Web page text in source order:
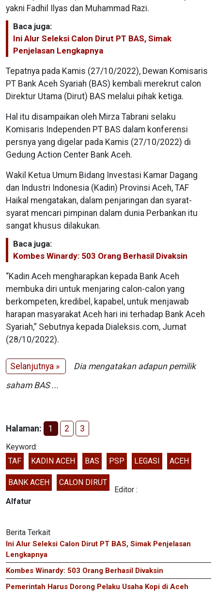
yakni Fadhil Ilyas dan Muhammad Razi.
Baca juga:
Ini Alur Seleksi Calon Dirut PT BAS, Simak
Penjelasan Lengkapnya
Tepatnya pada Kamis (27/10/2022), Dewan Komisaris
PT Bank Aceh Syariah (BAS) kembali merekrut calon
Direktur Utama (Dirut) BAS melalui pihak ketiga.
Hal itu disampaikan oleh Mirza Tabrani selaku
Komisaris Independen PT BAS dalam konferensi
persnya yang digelar pada Kamis (27/10/2022) di
Gedung Action Center Bank Aceh.
Wakil Ketua Umum Bidang Investasi Kamar Dagang
dan Industri Indonesia (Kadin) Provinsi Aceh, TAF
Haikal mengatakan, dalam penjaringan dan syarat-
syarat mencari pimpinan dalam dunia Perbankan itu
sangat khusus dilakukan.
Baca juga:
Kombes Winardy: 503 Orang Berhasil Divaksin
“Kadin Aceh mengharapkan kepada Bank Aceh
membuka diri untuk menjaring calon-calon yang
berkompeten, kredibel, kapabel, untuk menjawab
harapan masyarakat Aceh hari ini terhadap Bank Aceh
Syariah,” Sebutnya kepada Dialeksis.com, Jumat
(28/10/2022).
Selanjutnya »
Dia mengatakan adapun pemilik
saham BAS ...
Halaman: 1 2 3
Keyword:
TAF
KADIN ACEH BAS PSP LEGASI ACEH
BANK ACEH CALON DIRUT
Editor :
Alfatur
Berita Terkait
Ini Alur Seleksi Calon Dirut PT BAS, Simak Penjelasan
Lengkapnya
Kombes Winardy: 503 Orang Berhasil Divaksin
Pemerintah Harus Dorong Pelaku Usaha Kopi di Aceh